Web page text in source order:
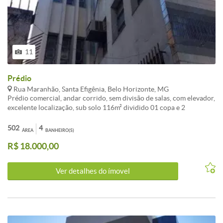
11
Prédio
Rua Maranhão, Santa Efigênia, Belo Horizonte, MG
Prédio comercial, andar corrido, sem divisão de salas, com elevador,
excelente localização, sub solo 116m² dividido 01 copa e 2
andar 120m² 2 banheiros, 3º Andar 120m² com 2 banheiros e
cobertura 4º andar 104m² com varanda e 1 banheiro, ar
condicionado central. Antiga posto de serviço bancário do Banco
academia, etc. Agende uma visita conosco.
ÁREA
502 BANHEIRO(S)
4
R$ 18.000,00
Ver detalhes do ímovel